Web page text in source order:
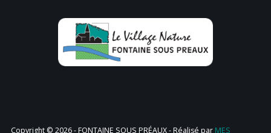
Copyright © 2026 - FONTAINE SOUS PRÉAUX - Réalisé par MES